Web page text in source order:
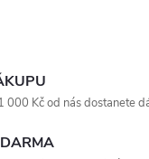
000 Kč od nás dostanete